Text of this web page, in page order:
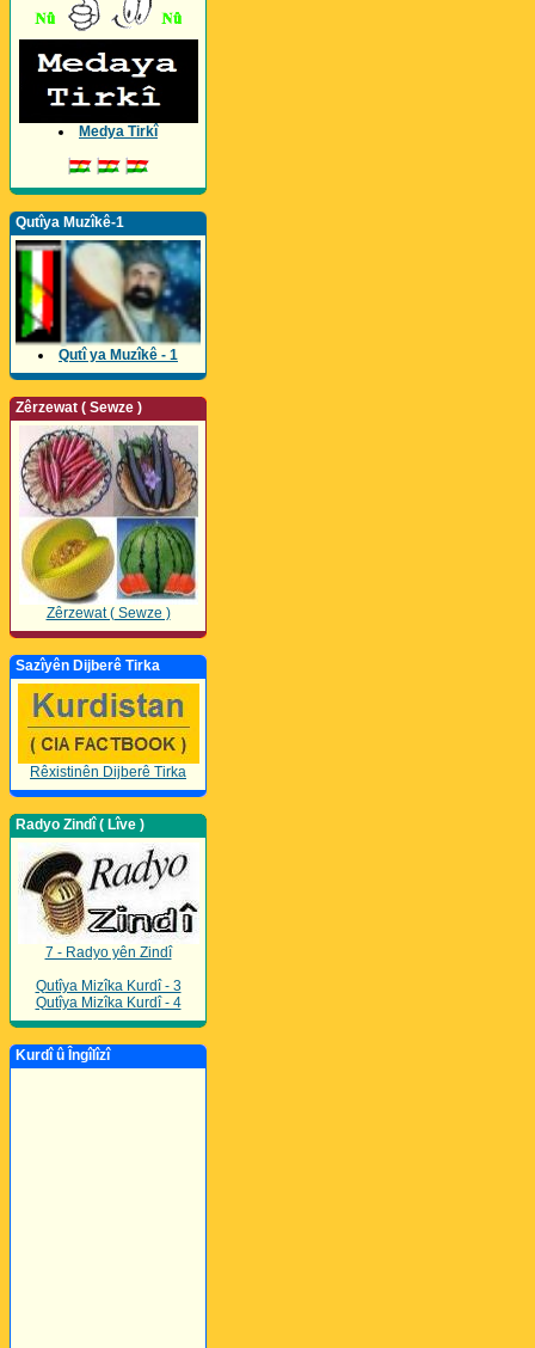
Medya Tirkî
Qutîya Muzîkê-1
Qutî ya Muzîkê - 1
Zêrzewat ( Sewze )
Zêrzewat ( Sewze )
Sazîyên Dijberê Tirka
Rêxistinên Dijberê Tirka
Radyo Zindî ( Lîve )
7 - Radyo yên Zindî
Qutîya Mizîka Kurdî - 3
Qutîya Mizîka Kurdî - 4
Kurdî û Îngîlîzî